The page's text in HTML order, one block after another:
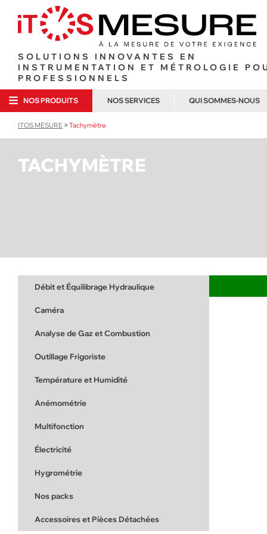
SOLUTIONS INNOVANTES EN
INSTRUMENTATION ET MÉTROLOGIE
PROFESSIONNELS
NOS PRODUITS
OUTILLAGE FRIGORISTE
NOS SERVICES
MÉTROLOGIE SUR SITE
QUI SOMMES-NOUS
ITOS MESURE > Tachymètre
TACHYMÈTRE
Débit et Équilibrage Hydraulique
Caméra
Analyse de Gaz et Combustion
Outillage Frigoriste
Température et Humidité
Anémométrie
Multifonction
Électricité
Hygrométrie
Nos packs
Accessoires et Pièces Détachées